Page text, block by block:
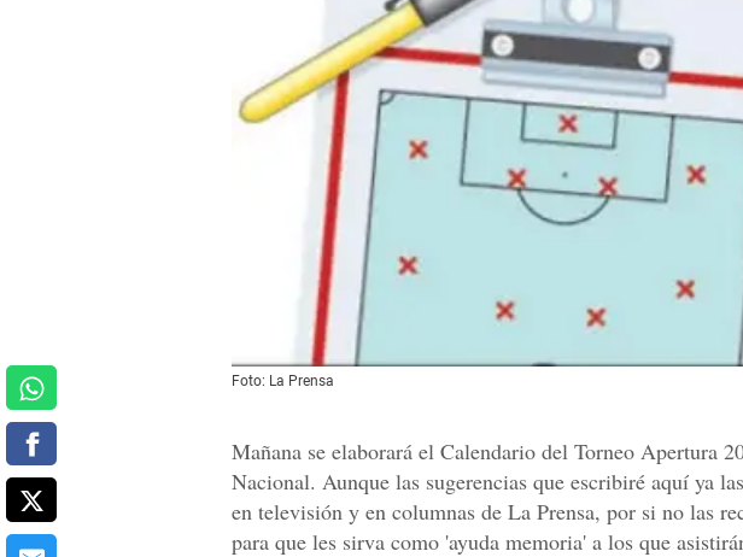
Foto: La Prensa
Mañana se elaborará el Calendario del Torneo Apertura
Nacional. Aunque las sugerencias que escribiré aquí ya
en televisión y en columnas de La Prensa, por si no las
para que les sirva como 'ayuda memoria' a los que